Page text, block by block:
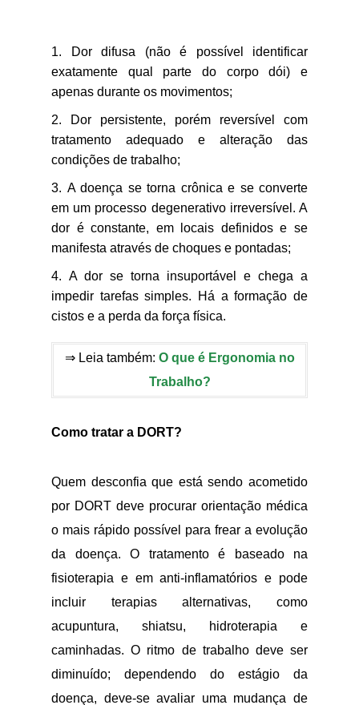
Dor difusa (não é possível identificar
exatamente qual parte do corpo dói) e
apenas durante os movimentos;
Dor persistente, porém reversível com
tratamento adequado e alteração das
condições de trabalho;
A doença se torna crônica e se converte
em um processo degenerativo irreversível. A
dor é constante, em locais definidos e se
manifesta através de choques e pontadas;
A dor se torna insuportável e chega a
impedir tarefas simples. Há a formação de
cistos e a perda da força física.
⇒ Leia também: O que é Ergonomia no
Trabalho?
Como tratar a DORT?
Quem desconfia que está sendo acometido
por DORT deve procurar orientação médica
o mais rápido possível para frear a evolução
da doença. O tratamento é baseado na
fisioterapia e em anti-inflamatórios e pode
incluir terapias alternativas, como
acupuntura, shiatsu, hidroterapia e
caminhadas. O ritmo de trabalho deve ser
diminuído; dependendo do estágio da
doença, deve-se avaliar uma mudança de